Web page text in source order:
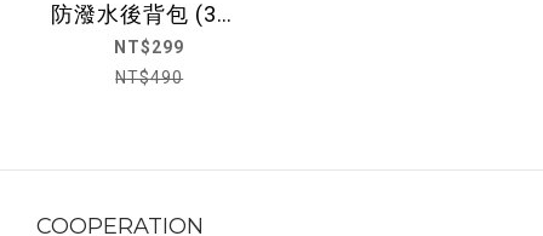
防潑水後背包 (3色)
｜NETTA
NT$299
NT$490
COOPERATION